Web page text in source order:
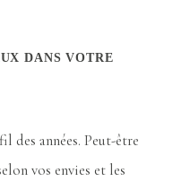
des années. Peut-être
vos envies et les
DANS VOTRE